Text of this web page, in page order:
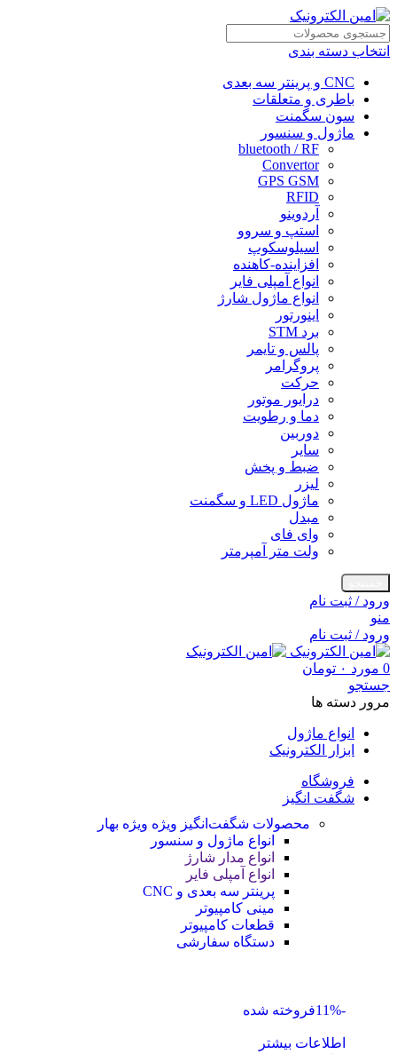
انتخاب دسته بندی
CNC و پرینتر سه بعدی
باطری و متعلقات
سون سگمنت
ماژول و سنسور
bluetooth / RF
Convertor
GPS GSM
RFID
آردوینو
استپ و سروو
اسیلوسکوپ
افزاینده-کاهنده
انواع آمپلی فایر
انواع ماژول شارژ
اینورتور
برد STM
پالس و تایمر
پروگرامر
حرکت
درایور موتور
دما و رطویت
دوربین
سایر
ضبط و پخش
لیزر
ماژول LED و سگمنت
مبدل
وای فای
ولت متر آمپرمتر
ورود / ثبت نام
منو
ورود / ثبت نام
0 مورد ۰ تومان
جستجو
مرور دسته ها
انواع ماژول
ابزار الکترونیک
فروشگاه
شگفت انگیز
محصولات شگفت‌انگیز ویژه ویژه بهار
انواع ماژول و سنسور
انواع مدار شارژ
انواع آمپلی فایر
پرینتر سه بعدی و CNC
مینی کامپیوتر
قطعات کامپیوتر
دستگاه سفارشی
-11% فروخته شده
اطلاعات بیشتر